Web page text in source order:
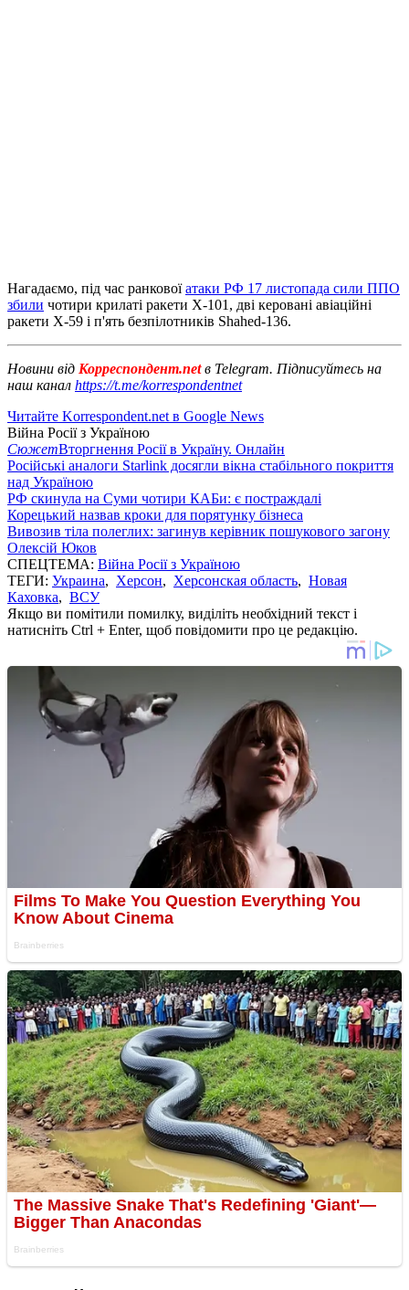
Нагадаємо, під час ранковоїатаки РФ 17 листопада сили ППО
збили чотири крилаті ракети Х-101, дві керовані авіаційні
ракети Х-59 і п'ять безпілотників Shahed-136.
Новини від Корреспондент.netв Telegram. Підписуйтесь на
наш канал https://t.me/korrespondentnet
Читайте Korrespondent.net в Google News
Війна Росії з Україною
СюжетВторгнення Росії в Україну. Онлайн
Російські аналоги Starlink досягли вікна стабільного покриття
над Україною
РФ скинула на Суми чотири КАБи: є постраждалі
Корецький назвав кроки для порятунку бізнеса
Вивозив тіла полеглих: загинув керівник пошукового загону
Олексій Юков
СПЕЦТЕМА: Війна Росії з Україною
ТЕГИ: Украина, Херсон, Херсонская область, Новая
Каховка, ВСУ
Якщо ви помітили помилку, виділіть необхідний текст і
натисніть Ctrl + Enter, щоб повідомити про це редакцію.